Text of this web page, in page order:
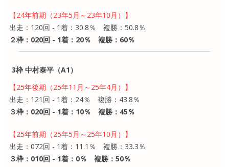
【24年前期（23年5月～23年10月）】
出走：120回 - 1着：30.8％ 複勝：50.8％
２枠：020回 - 1着：20％ 複勝：60％
3枠 中村泰平（A1）
【25年後期（25年11月～25年4月）】
出走：121回 - 1着：24％ 複勝：43.8％
３枠：020回 - 1着：10％ 複勝：45％
【25年前期（25年5月～25年10月）】
出走：072回 - 1着：11.1％ 複勝：33.3％
３枠：010回 - 1着：0％ 複勝：50％